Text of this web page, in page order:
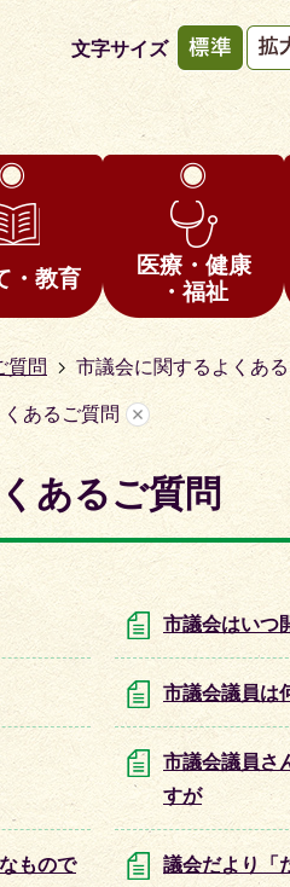
文字サイズ
・教育
医療・健康
・福祉
質問 市議会に関するよくあ
あるご質問
あるご質問
市議会はいつ
市議会議員は
市議会議員さ
すが
もので
議会だより「
1
枚
ス
ラ
イ